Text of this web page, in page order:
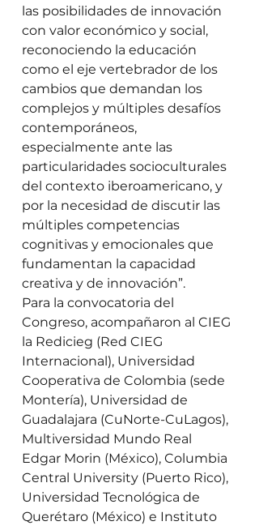
las posibilidades de innovación
con valor económico y social,
reconociendo la educación
como el eje vertebrador de los
cambios que demandan los
complejos y múltiples desafíos
contemporáneos,
especialmente ante las
particularidades socioculturales
del contexto iberoamericano, y
por la necesidad de discutir las
múltiples competencias
cognitivas y emocionales que
fundamentan la capacidad
creativa y de innovación”.
Para la convocatoria del
Congreso, acompañaron al CIEG
la Redicieg (Red CIEG
Internacional), Universidad
Cooperativa de Colombia (sede
Montería), Universidad de
Guadalajara (CuNorte-CuLagos),
Multiversidad Mundo Real
Edgar Morin (México), Columbia
Central University (Puerto Rico),
Universidad Tecnológica de
Querétaro (México) e Instituto